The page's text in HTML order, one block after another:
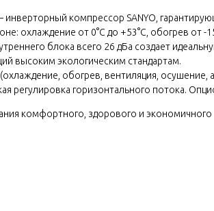
инверторный компрессор SANYO,
охлаждение от 0°C до +53°C, обогрев от -
блока всего 26 дБа создает
высоким экологическим стандартам.
обогрев, вентиляция, осушение,
регулировка горизонтального потока.
комфортного, здорового и